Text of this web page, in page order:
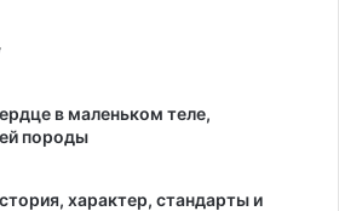
в маленьком теле,
породы
характер, стандарты и